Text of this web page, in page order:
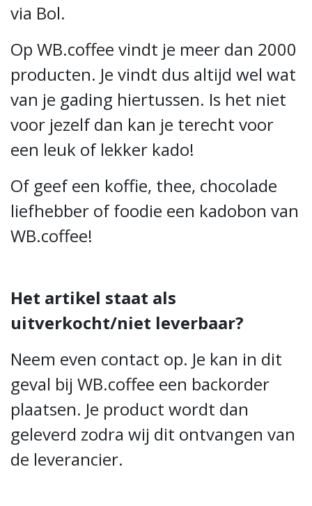
via Bol.
Op WB.coffee vindt je meer dan 2000
producten. Je vindt dus altijd wel wat
van je gading hiertussen. Is het niet
voor jezelf dan kan je terecht voor
een leuk of lekker kado!
Of geef een koffie, thee, chocolade
liefhebber of foodie een kadobon van
WB.coffee!
Het artikel staat als
uitverkocht/niet leverbaar?
Neem even contact op. Je kan in dit
geval bij WB.coffee een backorder
plaatsen. Je product wordt dan
geleverd zodra wij dit ontvangen van
de leverancier.